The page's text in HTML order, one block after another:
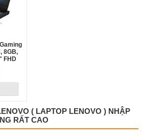
8GB,
FHD
( LAPTOP LENOVO ) NHẬP
RẤT CAO